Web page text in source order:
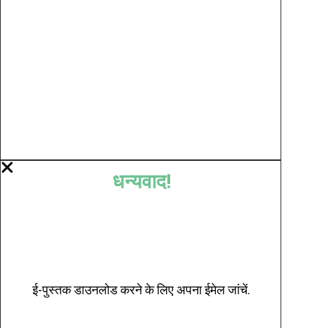
धन्यवाद!
ई-पुस्तक डाउनलोड करने के लिए अपना ईमेल जांचें.